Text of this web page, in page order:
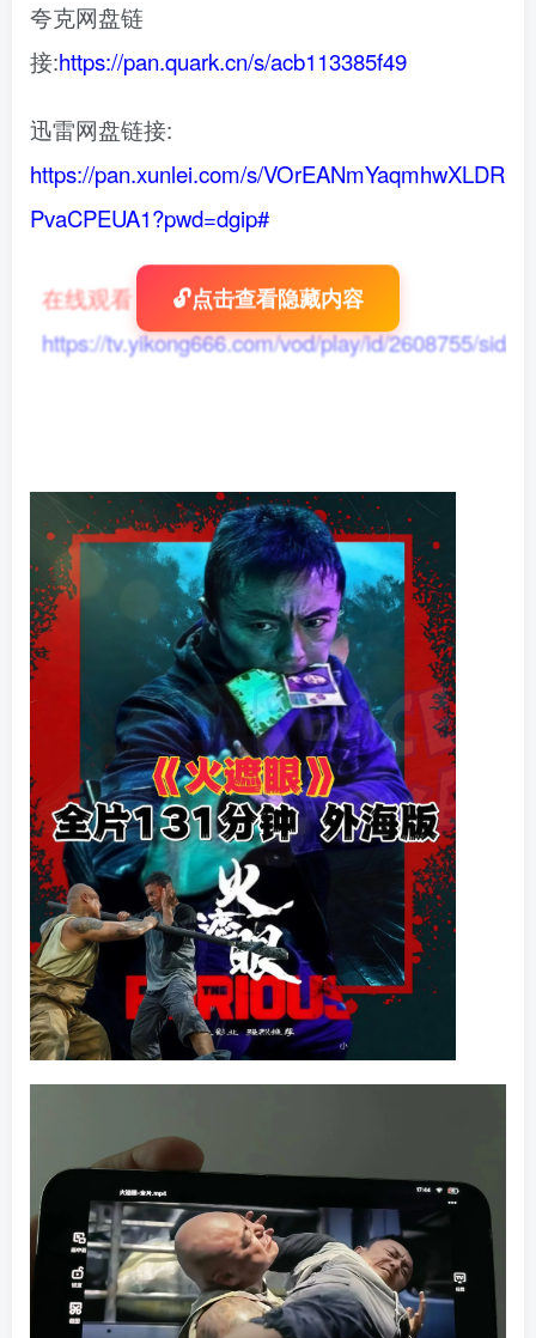
夸克网盘链
接:https://pan.quark.cn/s/acb113385f49
迅雷网盘链接:
https://pan.xunlei.com/s/VOrEANmYaqmhwXLDR
PvaCPEUA1?pwd=dgip#
在线观看
https://tv.yikong666.com/vod/play/id/2608755/sid/
🔓点击查看隐藏内容